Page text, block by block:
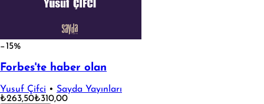
−15%
Forbes'te haber olan
Yusuf Çifci • Sayda Yayınları
₺263,50₺310,00